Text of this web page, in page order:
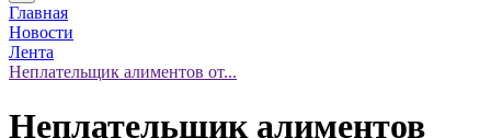
Главная
Новости
Лента
Неплательщик алиментов от...
Неплательщик алиментов